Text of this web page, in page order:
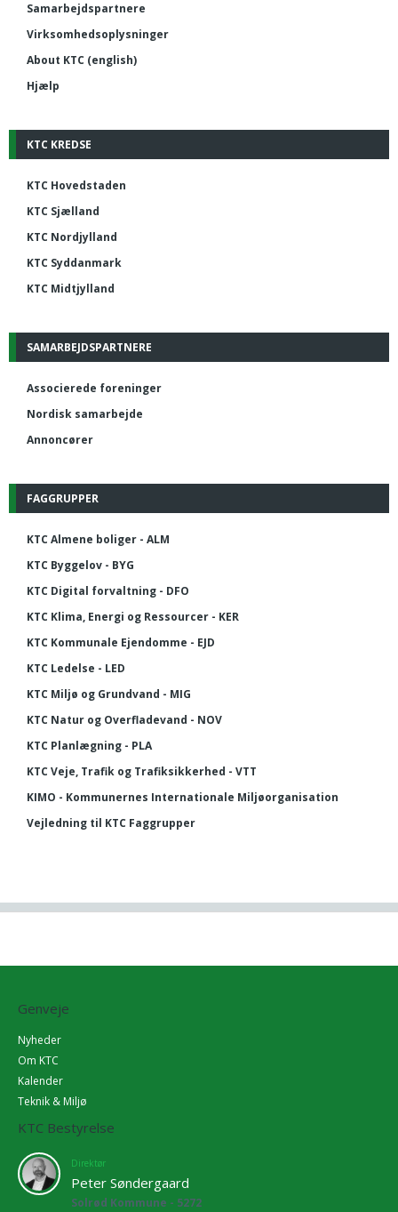
Samarbejdspartnere
Virksomhedsoplysninger
About KTC (english)
Hjælp
KTC KREDSE
KTC Hovedstaden
KTC Sjælland
KTC Nordjylland
KTC Syddanmark
KTC Midtjylland
SAMARBEJDSPARTNERE
Associerede foreninger
Nordisk samarbejde
Annoncører
FAGGRUPPER
KTC Almene boliger - ALM
KTC Byggelov - BYG
KTC Digital forvaltning - DFO
KTC Klima, Energi og Ressourcer - KER
KTC Kommunale Ejendomme - EJD
KTC Ledelse - LED
KTC Miljø og Grundvand - MIG
KTC Natur og Overfladevand - NOV
KTC Planlægning - PLA
KTC Veje, Trafik og Trafiksikkerhed - VTT
KIMO - Kommunernes Internationale Miljøorganisation
Vejledning til KTC Faggrupper
Genveje
Nyheder
Om KTC
Kalender
Teknik & Miljø
KTC Bestyrelse
Direktør
Peter Søndergaard
Solrød Kommune - 5272